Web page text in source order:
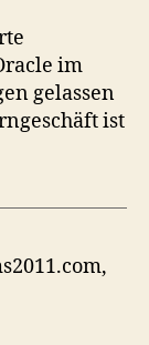
im
gelassen
ist